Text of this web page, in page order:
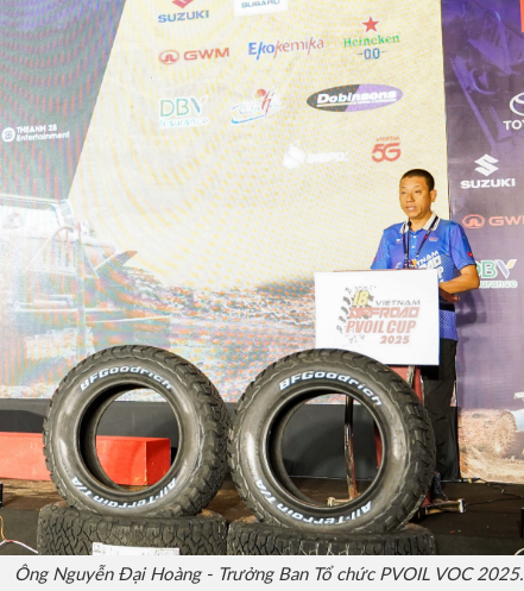
Ông Nguyễn Đại Hoàng - Trưởng Ban Tổ chức PVOIL VOC 2025.